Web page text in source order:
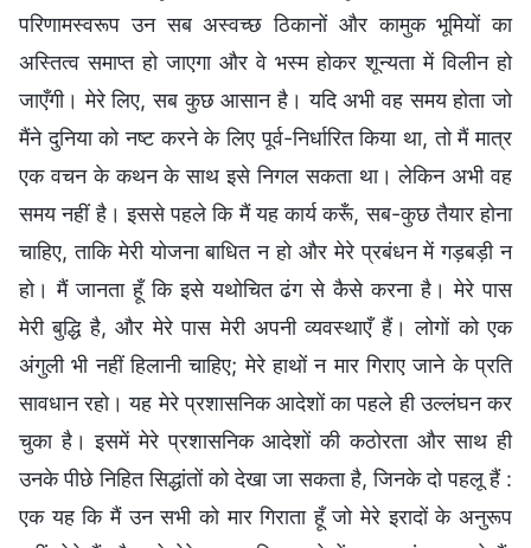
परिणामस्वरूप उन सब अस्वच्छ ठिकानों और कामुक भूमियों का
अस्तित्व समाप्त हो जाएगा और वे भस्म होकर शून्यता में विलीन हो
जाएँगी। मेरे लिए, सब कुछ आसान है। यदि अभी वह समय होता जो
मैंने दुनिया को नष्ट करने के लिए पूर्व-निर्धारित किया था, तो मैं मात्र
एक वचन के कथन के साथ इसे निगल सकता था। लेकिन अभी वह
समय नहीं है। इससे पहले कि मैं यह कार्य करूँ, सब-कुछ तैयार होना
चाहिए, ताकि मेरी योजना बाधित न हो और मेरे प्रबंधन में गड़बड़ी न
हो। मैं जानता हूँ कि इसे यथोचित ढंग से कैसे करना है। मेरे पास
मेरी बुद्धि है, और मेरे पास मेरी अपनी व्यवस्थाएँ हैं। लोगों को एक
अंगुली भी नहीं हिलानी चाहिए; मेरे हाथों न मार गिराए जाने के प्रति
सावधान रहो। यह मेरे प्रशासनिक आदेशों का पहले ही उल्लंघन कर
चुका है। इसमें मेरे प्रशासनिक आदेशों की कठोरता और साथ ही
उनके पीछे निहित सिद्धांतों को देखा जा सकता है, जिनके दो पहलू हैं :
एक यह कि मैं उन सभी को मार गिराता हूँ जो मेरे इरादों के अनुरूप